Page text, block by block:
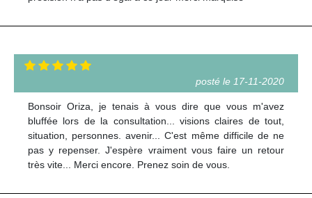
posté le 17-11-2020
Bonsoir Oriza, je tenais à vous dire que vous m'avez
bluffée lors de la consultation... visions claires de tout,
situation, personnes. avenir... C'est même difficile de ne
pas y repenser. J'espère vraiment vous faire un retour
très vite... Merci encore. Prenez soin de vous.